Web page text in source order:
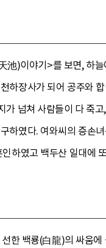
)이야기>를 보면, 하
하장사가 되어 공주와
넘쳐 사람들이 다 죽
하였다. 여와씨의 증손
하였고 백두산 일대에
한 백룡(白龍)의 싸움